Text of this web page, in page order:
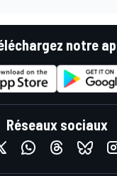
notre
Réseaux sociaux